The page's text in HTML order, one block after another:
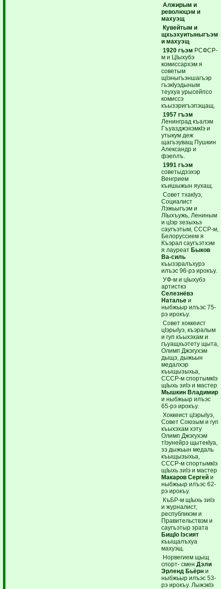
Алжирым и
революцэм и
махуэщ
Кувейтым и
щхьэхуитыныгъэм
и махуэщ
1920 гъэм РСФСР-
м и ЦIыхубэ
комиссархэм я
советым
щIэныгъэншагъэр
гъэкIуэдыным
теухуа урысейпсо
комиссэ
къызэригъэпэщащ.
1957 гъэм
Ленинград къалэм
ГъуазджэхэмкIэ и
утыкум деж
щагъэуващ Пушкин
Александр и
фэеплъ.
1991 гъэм
советыдзэхэр
Венгрием
къишыжын яухащ.
Совет тхакIуэ,
Социалист
Лэжьыгъэм и
ЛIыхъужь, Лениным
и цIэр зезыхьэ
саугъэтым, СССР-м,
Белоруссием я
Къэрал саугъэтхэм
я лауреат Быков
Ва-силь
къызэралъхурэ
илъэс 96-рэ ирокъу.
УФ-м и цIыхубэ
артисткэ
Селезнёвэ
Наталье и
ныбжьыр илъэс 75-
рэ ирокъу.
Совет хоккеист
цIэрыIуэ, къэралым
и гуп къыхэхам и
гъуащхьэтету щыта,
Олимп Джэгухэм
дыщэ, дыжьын
медалхэр
къыщызыхьа,
СССР-м спортымкIэ
щIыхь зиIэ и мастер
Мышкин Владимир
и ныбжьыр илъэс
65-рэ ирокъу.
Хоккеист цIэрыIуэ,
Совет Союзым и гуп
къыхэхам хэту
Олимп Джэгухэм
тIэунейрэ щытекIуа,
зэ дыжьын медаль
къыщызыхьа,
СССР-м спортымкIэ
щIыхь зиIэ и мастер
Макаров Сергей и
ныбжьыр илъэс 62-
рэ ирокъу.
КъБР-м щIыхь зиIэ
и журналист,
республикэм и
Правительствэм и
саугъэтыр зрата
БищIо Iэсият
къыщалъхуа
махуэщ.
Норвегием щыщ
спорт- смен Дэли
Эрленд Бьёрн и
ныбжьыр илъэс 53-
рэ ирокъу. ЛыжэкIэ